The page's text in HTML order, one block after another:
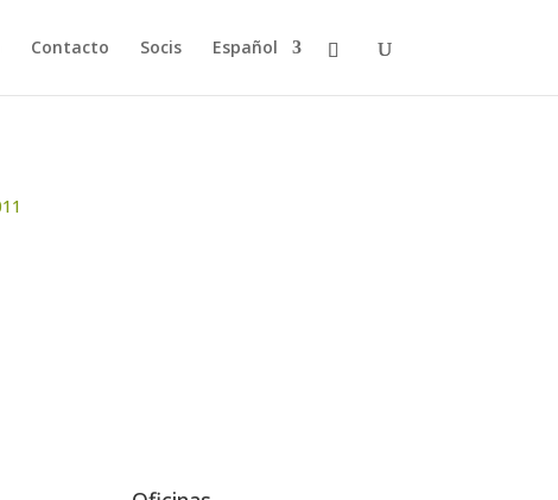
Contacto Socis Español